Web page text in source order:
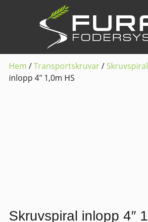
Hem /Transportskruvar/
inlopp 4″ 1,0m HS
Skruvspiral inlopp 4″